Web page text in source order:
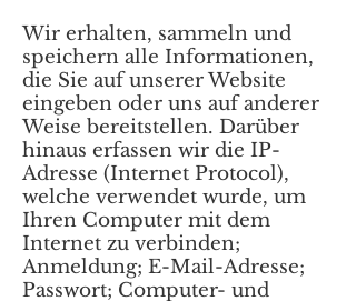
Wir erhalten, sammeln und
speichern alle Informationen,
die Sie auf unserer Website
eingeben oder uns auf anderer
Weise bereitstellen. Darüber
hinaus erfassen wir die IP-
Adresse (Internet Protocol),
welche verwendet wurde, um
Ihren Computer mit dem
Internet zu verbinden;
Anmeldung; E-Mail-Adresse;
Passwort; Computer- und